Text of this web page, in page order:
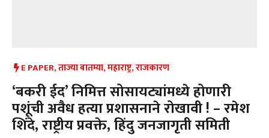
E PAPER,ताज्या बातम्या,महाराष्ट्र,राजकारण
‘बकरी ईद’ निमित्त सोसायट्यांमध्ये होणारी
पशूंची अवैध हत्या प्रशासनाने रोखावी ! – रमेश
शिंदे, राष्ट्रीय प्रवक्ते, हिंदु जनजागृती समिती